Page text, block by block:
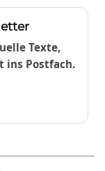
Texte,
ins Postfach.